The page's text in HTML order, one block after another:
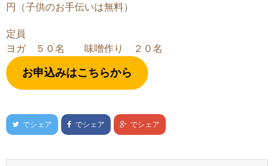
円（子供のお手伝いは無料）
定員
ヨガ ５０名 味噌作り ２０名
お申込みはこちらから
でシェア でシェア でシェア